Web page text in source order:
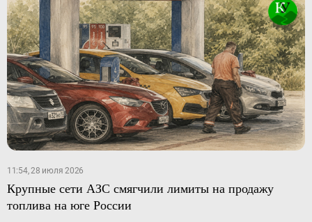
11:54, 28 июля 2026
Крупные сети АЗС смягчили лимиты на продажу
топлива на юге России